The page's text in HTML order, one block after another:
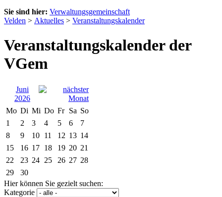
Sie sind hier: Verwaltungsgemeinschaft
Velden > Aktuelles > Veranstaltungskalender
Veranstaltungskalender der
VGem
Juni
2026
Mo Di Mi Do Fr Sa So
1
2 3 4 5 6
7
8
9 10 11 12 13 14
15
16 17 18 19 20 21
22
23 24 25 26 27 28
29
30
Hier können Sie gezielt suchen:
Kategorie